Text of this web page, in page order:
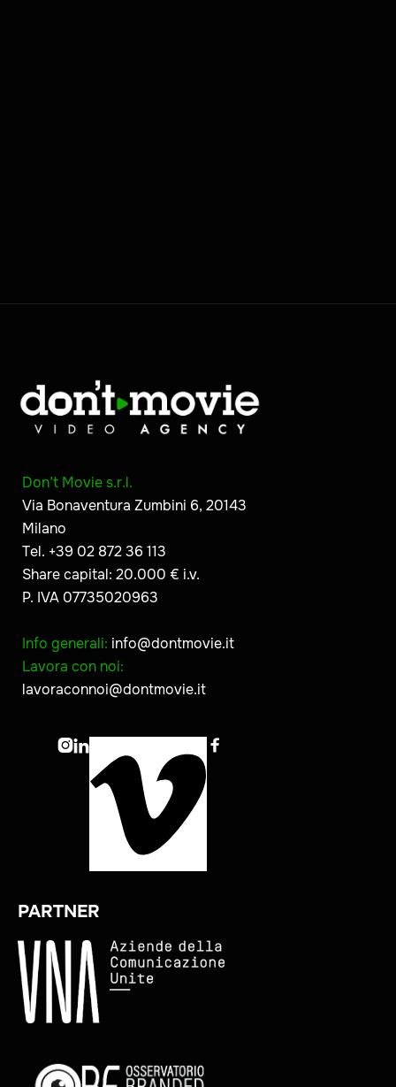
Don’t Movie s.r.l.
Via Bonaventura Zumbini 6, 20143
Milano
Tel. +39 02 872 36 113
Share capital: 20.000 € i.v.
P. IVA 07735020963
Info generali: info@dontmovie.it
Lavora con noi:
lavoraconnoi@dontmovie.it
 
PARTNER